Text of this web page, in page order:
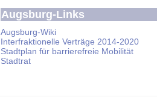
Augsburg-Links
Augsburg-Wiki
Interfraktionelle Verträge 2014-2020
Stadtplan für barrierefreie Mobilität
Stadtrat